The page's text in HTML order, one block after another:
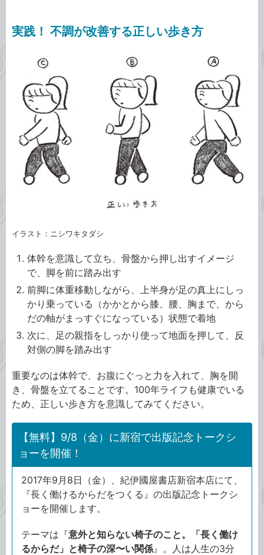
実践！ 不調が改善する正しい歩き方
イラスト：ニシワキタダシ
体幹を意識して立ち、骨盤から押し出すイメージ
で、脚を前に踏み出す
前脚に体重移動しながら、上半身が足の真上にしっ
かり乗っている（かかとから膝、腰、胸まで、から
だの軸がまっすぐになっている）状態で着地
次に、足の親指をしっかり使って地面を押して、反
対側の脚を踏み出す
重要なのは体幹で、お腹にぐっと力を入れて、胸を開
き、骨盤を立てることです。100年ライフも健康でいる
ため、正しい歩き方を意識してみてください。
【無料】9/8（金）に新宿で出版記念トークシ
ョーを開催！
2017年9月8日（金）、紀伊國屋書店新宿本店にて、
『長く働けるからだをつくる』の出版記念トークシ
ョーを開催します。
テーマは『意外と知らない椅子のこと。「長く働け
るからだ」と椅子の深〜い関係 』。人は人生の3分